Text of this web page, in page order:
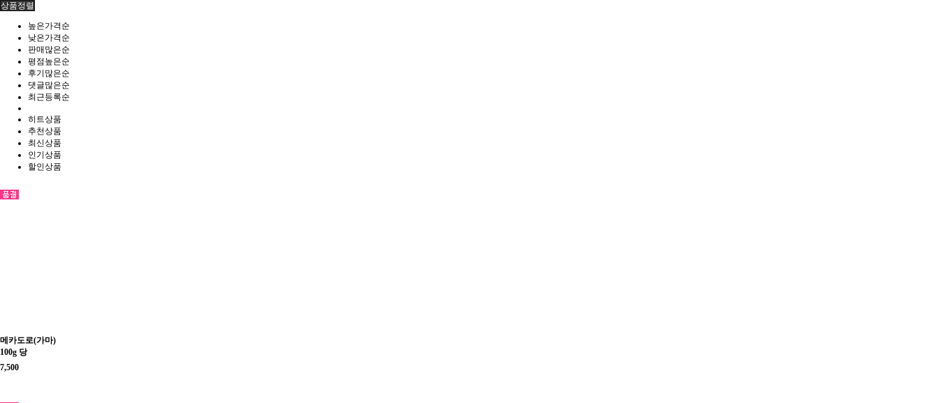
상품정렬
높은가격순
낮은가격순
판매많은순
평점높은순
후기많은순
댓글많은순
최근등록순
히트상품
추천상품
최신상품
인기상품
할인상품
메카도로(가마)
100g 당
7,500